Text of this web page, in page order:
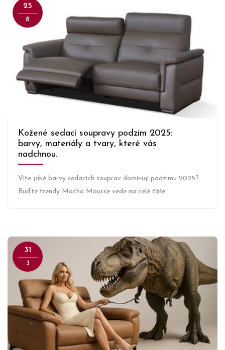
25
8
Kožené sedací soupravy podzim 2025:
barvy, materiály a tvary, které vás
nadchnou.
Víte jaké barvy sedacích souprav dominují podzimu 2025?
Buďte trendy Mocha Mousse vede na celé čáře.
31
3